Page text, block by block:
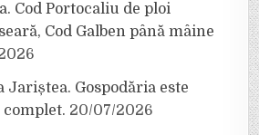
Cod Portocaliu de ploi
Cod Galben până mâine
Jariștea. Gospodăria este
20/07/2026